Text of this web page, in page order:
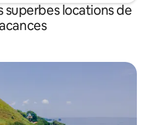
superbes locations de